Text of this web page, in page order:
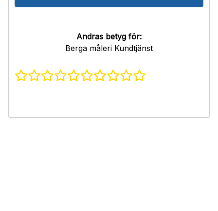
Andras betyg för:
Berga måleri Kundtjänst